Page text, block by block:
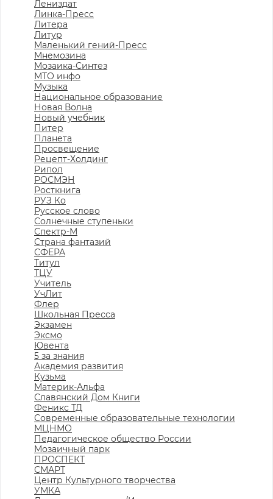
Лениздат
Линка-Пресс
Литера
Литур
Маленький гений-Пресс
Мнемозина
Мозаика-Синтез
МТО инфо
Музыка
Национальное образование
Новая Волна
Новый учебник
Питер
Планета
Просвещение
Рецепт-Холдинг
Рипол
РОСМЭН
Росткнига
РУЗ Ко
Русское слово
Солнечные ступеньки
Спектр-М
Страна фантазий
СФЕРА
Титул
ТЦУ
Учитель
УчЛит
Флер
Школьная Пресса
Экзамен
Эксмо
Ювента
5 за знания
Академия развития
Кузьма
Материк-Альфа
Славянский Дом Книги
Феникс ТД
Современные образовательные технологии
МЦНМО
Педагогическое общество России
Мозаичный парк
ПРОСПЕКТ
СМАРТ
Центр Культурного творчества
УМКА